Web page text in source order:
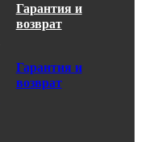
Гарантия и
возврат
Гарантия и
возврат